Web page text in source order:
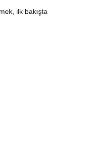
ilk bakışta